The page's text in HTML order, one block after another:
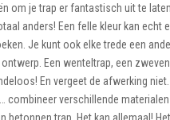
om je trap er fantastisch uit te
anders! Een felle kleur kan echt
Je kunt ook elke trede een
Een wenteltrap, een
En vergeet de afwerking
combineer verschillende
betonnen trap. Het kan allemaal!